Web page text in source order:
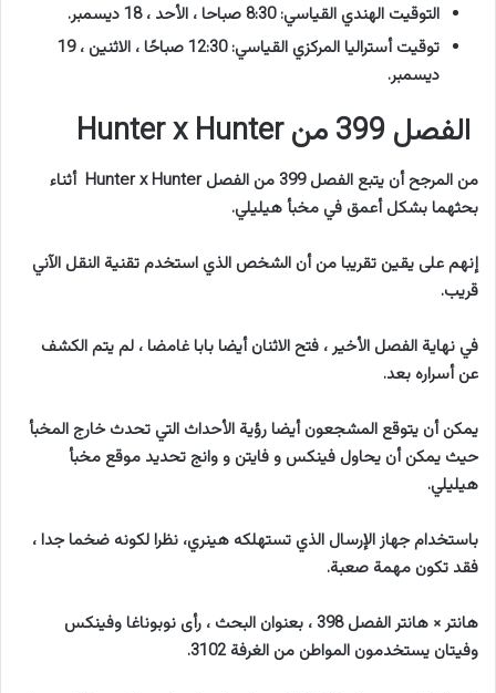
التوقيت الهندي القياسي: 8:30 صباحا ، الأحد ، 18 ديسمبر.
توقيت أستراليا المركزي القياسي: 12:30 صباحًا ، الاثنين ، 19
ديسمبر.
الفصل 399 من Hunter x Hunter
من المرجح أن يتبع الفصل 399 من الفصل Hunter x Hunter أثناء
بحثهما بشكل أعمق في مخبأ هيليلي.
إنهم على يقين تقريبا من أن الشخص الذي استخدم تقنية النقل الآني
قريب.
في نهاية الفصل الأخير ، فتح الاثنان أيضا بابا غامضا ، لم يتم الكشف
عن أسراره بعد.
يمكن أن يتوقع المشجعون أيضا رؤية الأحداث التي تحدث خارج المخبأ
حيث يمكن أن يحاول فينكس و فايتن و وانج تحديد موقع مخبأ
هيليلي.
باستخدام جهاز الإرسال الذي تستهلكه هينري، نظرا لكونه ضخما جدا ،
فقد تكون مهمة صعبة.
هانتر × هانتر الفصل 398 ، بعنوان البحث ، رأى نوبوناغا وفينكس
وفيتان يستخدمون المواطن من الغرفة 3102.